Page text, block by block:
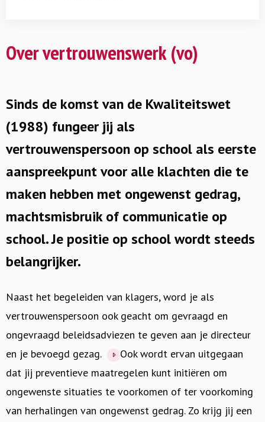
Over vertrouwenswerk (vo)
Sinds de komst van de Kwaliteitswet
(1988) fungeer jij als
vertrouwenspersoon op school als eerste
aanspreekpunt voor alle klachten die te
maken hebben met ongewenst gedrag,
machtsmisbruik of communicatie op
school. Je positie op school wordt steeds
belangrijker.
Naast het begeleiden van klagers, word je als
vertrouwenspersoon ook geacht om gevraagd en
ongevraagd beleidsadviezen te geven aan je directeur
en je bevoegd gezag.
Ook wordt ervan uitgegaan
dat jij preventieve maatregelen kunt initiëren om
ongewenste situaties te voorkomen of ter voorkoming
van herhalingen van ongewenst gedrag. Zo krijg jij een